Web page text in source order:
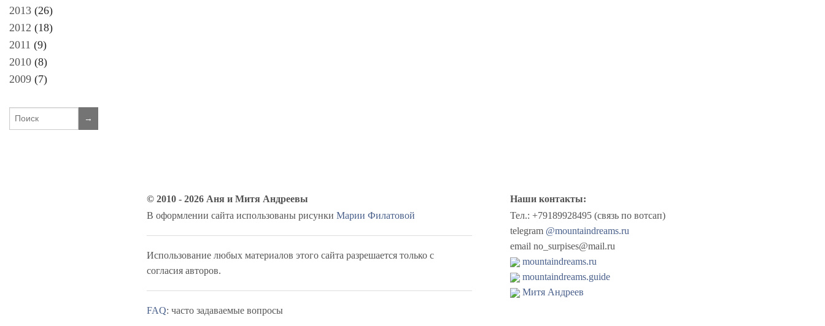
2013 (26)
2012 (18)
2011 (9)
2010 (8)
2009 (7)
© 2010 - 2026 Аня и Митя Андреевы
В оформлении сайта использованы рисунки Марии Филатовой
Использование любых материалов этого сайта разрешается только с
согласия авторов.
FAQ: часто задаваемые вопросы
Наши контакты:
Тел.: +79189928495 (связь по вотсап)
telegram @mountaindreams.ru
email no_surpises@mail.ru
mountaindreams.ru
mountaindreams.guide
Митя Андреев